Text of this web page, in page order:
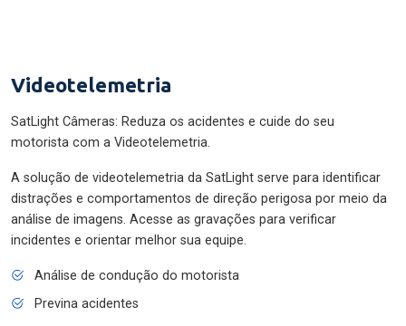
Videotelemetria
SatLight Câmeras: Reduza os acidentes e cuide do seu
motorista com a Videotelemetria.
A solução de videotelemetria da SatLight serve para identificar
distrações e comportamentos de direção perigosa por meio da
análise de imagens. Acesse as gravações para verificar
incidentes e orientar melhor sua equipe.
Análise de condução do motorista
Previna acidentes